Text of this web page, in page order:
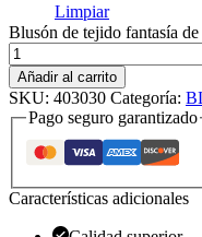
Limpiar
Blusón de tejido fantasía
Añadir al carrito
SKU: 403030 Categoría:
Pago seguro garantizado
Características adicionales